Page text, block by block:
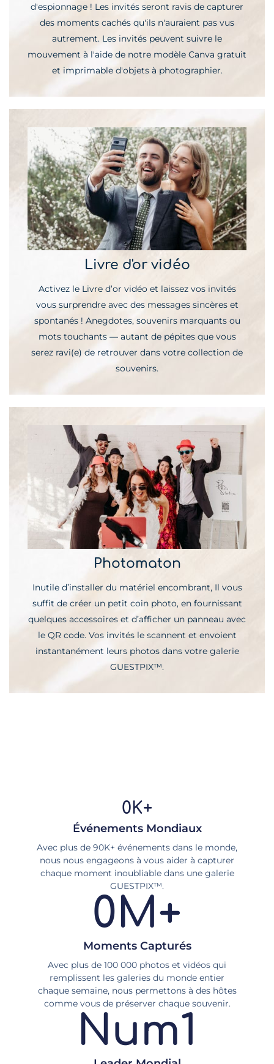
d'espionnage ! Les invités seront ravis de capturer
des moments cachés qu'ils n'auraient pas vus
autrement. Les invités peuvent suivre le
mouvement à l'aide de notre modèle Canva gratuit
et imprimable d'objets à photographier.
Livre d'or vidéo
Activez le Livre d’or vidéo et laissez vos invités
vous surprendre avec des messages sincères et
spontanés ! Anegdotes, souvenirs marquants ou
mots touchants — autant de pépites que vous
serez ravi(e) de retrouver dans votre collection de
souvenirs.
Photomaton
Inutile d’installer du matériel encombrant, Il vous
suffit de créer un petit coin photo, en fournissant
quelques accessoires et d’afficher un panneau avec
le QR code. Vos invités le scannent et envoient
instantanément leurs photos dans votre galerie
GUESTPIX™.
0K+
Événements Mondiaux
Avec plus de 90K+ événements dans le monde,
nous nous engageons à vous aider à capturer
chaque moment inoubliable dans une galerie
GUESTPIX™.
0M+
Moments Capturés
Avec plus de 100 000 photos et vidéos qui
remplissent les galeries du monde entier
chaque semaine, nous permettons à des hôtes
comme vous de préserver chaque souvenir.
Num1